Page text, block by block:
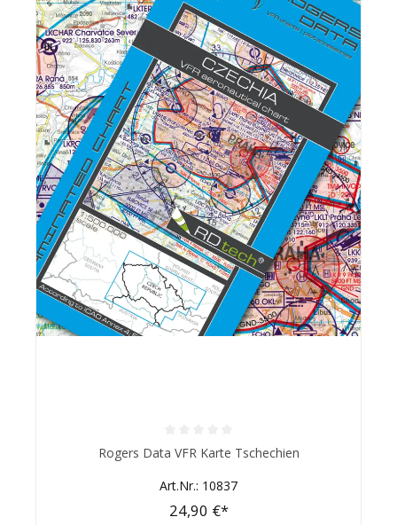
Durchschnittliche Bewertung von 0 von 5 Sternen
Rogers Data VFR Karte Tschechien
Art.Nr.: 10837
24,90 €*